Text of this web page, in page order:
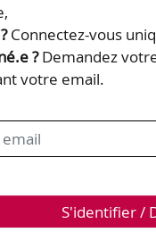
Connectez-vous
?Demandez
votre email.
S'identifier /